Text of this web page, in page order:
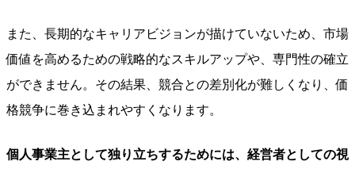
また、長期的なキャリアビジョンが描けていないため、市場
価値を高めるための戦略的なスキルアップや、専門性の確立
ができません。その結果、競合との差別化が難しくなり、価
格競争に巻き込まれやすくなります。
個人事業主として独り立ちするためには、経営者としての視